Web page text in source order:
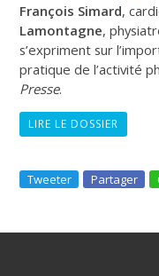
François Simard,
Lamontagne,
s’expriment sur
pratique de l’activité
Presse.
LIRE LE DOSSIER
Tweeter Partager